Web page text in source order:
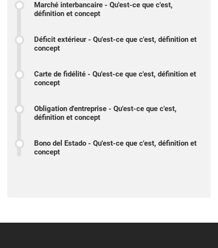
Marché interbancaire - Qu'est-ce que c'est,
définition et concept
Déficit extérieur - Qu'est-ce que c'est, définition et
concept
Carte de fidélité - Qu'est-ce que c'est, définition et
concept
Obligation d'entreprise - Qu'est-ce que c'est,
définition et concept
Bono del Estado - Qu'est-ce que c'est, définition et
concept